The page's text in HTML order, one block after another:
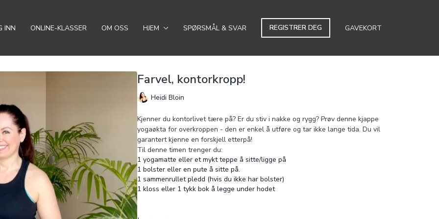
INN ONLINE-KLASSER OM OSS HJEM SPØRSMÅL & SVAR REGISTRER DEG GAVEKORT
Farvel, kontorkropp!
Heidi Bloin
Kjenner du kontorlivet tære på? Er du stiv i nakke og rygg? Prøv denne kjappe
yogaøkta for overkroppen - den er enkel å utføre og tar ikke lange tida. Du vil
garantert kjenne en forskjell etterpå!
Til denne timen trenger du:
1 yogamatte eller et mykt teppe å sitte/ligge på
1 bolster eller en pute å sitte på.
1 sammenrullet pledd (hvis du ikke har bolster)
1 kloss eller 1 tykk bok å legge under hodet